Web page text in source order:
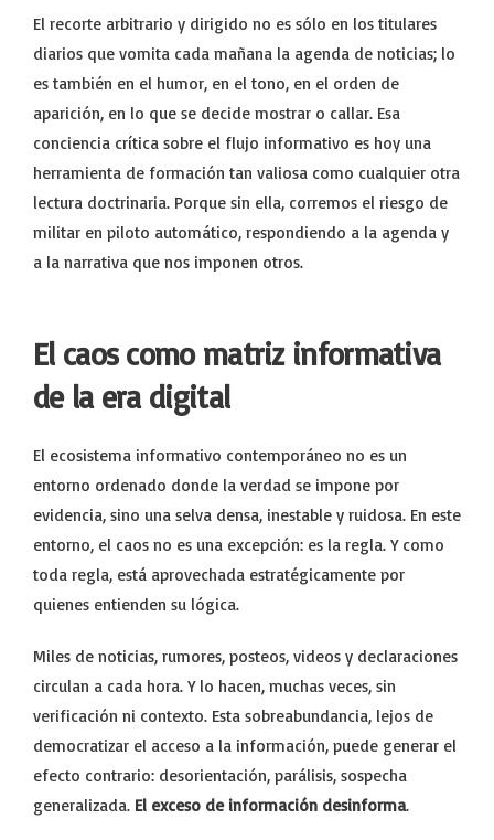
El recorte arbitrario y dirigido no es sólo en los titulares
diarios que vomita cada mañana la agenda de noticias; lo
es también en el humor, en el tono, en el orden de
aparición, en lo que se decide mostrar o callar. Esa
conciencia crítica sobre el flujo informativo es hoy una
herramienta de formación tan valiosa como cualquier otra
lectura doctrinaria. Porque sin ella, corremos el riesgo de
militar en piloto automático, respondiendo a la agenda y
a la narrativa que nos imponen otros.
El caos como matriz informativa
de la era digital
El ecosistema informativo contemporáneo no es un
entorno ordenado donde la verdad se impone por
evidencia, sino una selva densa, inestable y ruidosa. En este
entorno, el caos no es una excepción: es la regla. Y como
toda regla, está aprovechada estratégicamente por
quienes entienden su lógica.
Miles de noticias, rumores, posteos, videos y declaraciones
circulan a cada hora. Y lo hacen, muchas veces, sin
verificación ni contexto. Esta sobreabundancia, lejos de
democratizar el acceso a la información, puede generar el
efecto contrario: desorientación, parálisis, sospecha
generalizada. El exceso de información desinforma.